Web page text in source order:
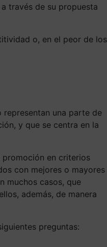
través de su propuesta
o, en el peor de los
representan una parte de
y que se centra en la
promoción en criterios
con mejores o mayores
muchos casos, que
además, de manera
preguntas: